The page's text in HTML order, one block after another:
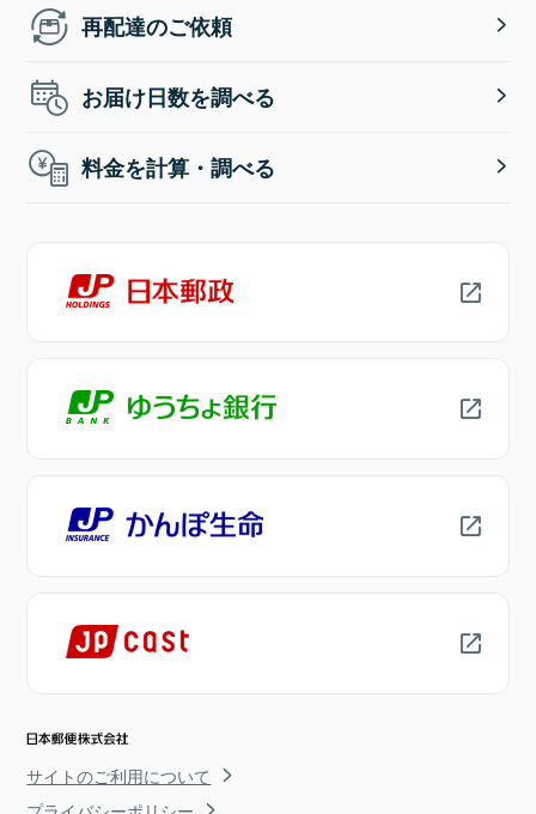
再配達のご依頼
お届け日数を調べる
料金を計算・調べる
サイトのご利用について